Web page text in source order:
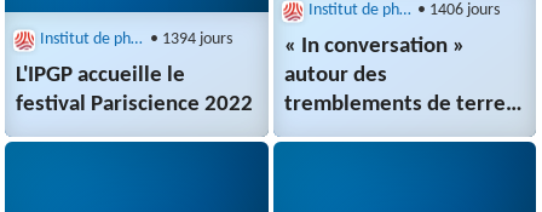
Institut de physique du globe de Paris (IPGP) • 1394 jours
L'IPGP accueille le
festival Pariscience 2022
Institut de physique du globe de Paris (IPGP) • 1406 jours
« In conversation »
autour des
tremblements de terre
au Népal